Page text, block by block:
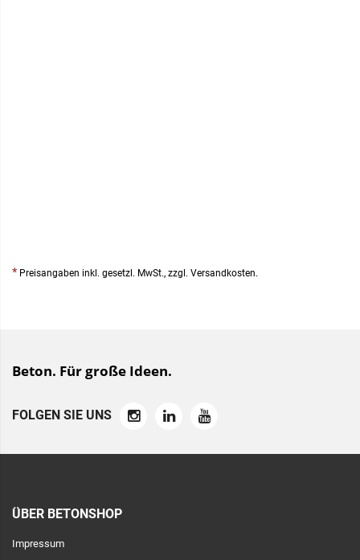
*Preisangaben inkl. gesetzl. MwSt., zzgl. Versandkosten.
Beton. Für große Ideen.
FOLGEN SIE UNS
ÜBER BETONSHOP
Impressum